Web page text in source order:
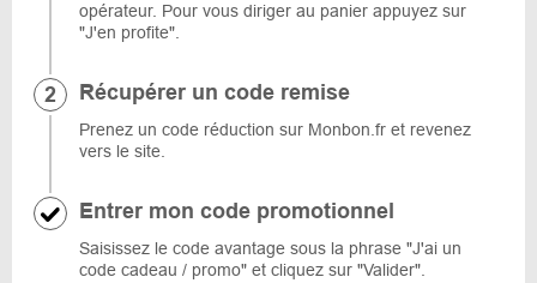
opérateur. Pour vous diriger au panier appuyez sur
"J'en profite".
Récupérer un code remise
Prenez un code réduction sur Monbon.fr et revenez
vers le site.
Entrer mon code promotionnel
Saisissez le code avantage sous la phrase "J'ai un
code cadeau / promo" et cliquez sur "Valider".